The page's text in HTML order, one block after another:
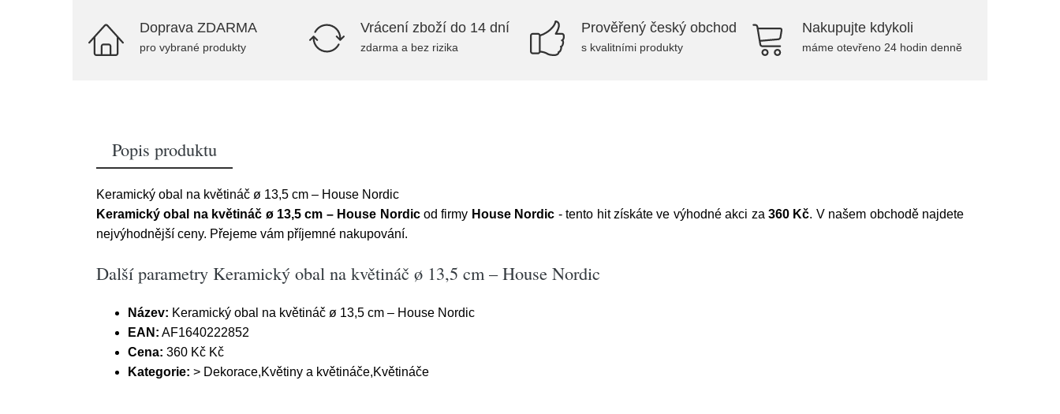
Doprava ZDARMA
pro vybrané produkty
Vrácení zboží do 14 dní
zdarma a bez rizika
Prověřený český obchod
s kvalitními produkty
Nakupujte kdykoli
máme otevřeno 24 hodin denně
Popis produktu
Keramický obal na květináč ø 13,5 cm – House Nordic
Keramický obal na květináč ø 13,5 cm – House Nordicod firmy House Nordic - tento hit získáte ve výhodné akci za 360 Kč. V našem obchodě najdete
nejvýhodnější ceny. Přejeme vám příjemné nakupování.
Další parametry Keramický obal na květináč ø 13,5 cm – House Nordic
Název: Keramický obal na květináč ø 13,5 cm – House Nordic
EAN: AF1640222852
Cena: 360 Kč Kč
Kategorie: > Dekorace,Květiny a květináče,Květináče